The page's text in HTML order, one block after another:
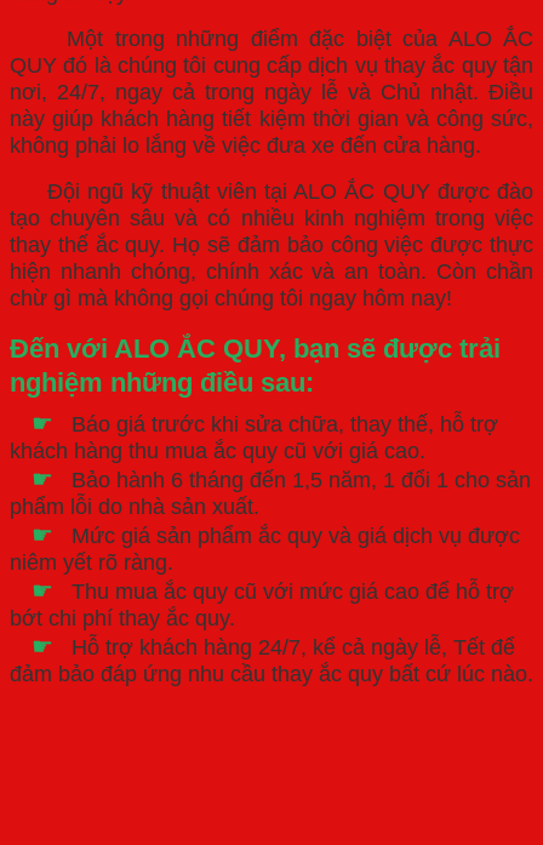
Một trong những điểm đặc biệt của ALO ẮC
QUY đó là chúng tôi cung cấp dịch vụ thay ắc quy tận
nơi, 24/7, ngay cả trong ngày lễ và Chủ nhật. Điều
này giúp khách hàng tiết kiệm thời gian và công sức,
không phải lo lắng về việc đưa xe đến cửa hàng.
Đội ngũ kỹ thuật viên tại ALO ẮC QUY được đào
tạo chuyên sâu và có nhiều kinh nghiệm trong việc
thay thế ắc quy. Họ sẽ đảm bảo công việc được thực
hiện nhanh chóng, chính xác và an toàn. Còn chần
chừ gì mà không gọi chúng tôi ngay hôm nay!
Đến với ALO ẮC QUY, bạn sẽ được trải
nghiệm những điều sau:
☛ Báo giá trước khi sửa chữa, thay thế, hỗ trợ
khách hàng thu mua ắc quy cũ với giá cao.
☛ Bảo hành 6 tháng đến 1,5 năm, 1 đổi 1 cho sản
phẩm lỗi do nhà sản xuất.
☛ Mức giá sản phẩm ắc quy và giá dịch vụ được
niêm yết rõ ràng.
☛ Thu mua ắc quy cũ với mức giá cao để hỗ trợ
bớt chi phí thay ắc quy.
☛ Hỗ trợ khách hàng 24/7, kể cả ngày lễ, Tết để
đảm bảo đáp ứng nhu cầu thay ắc quy bất cứ lúc nào.